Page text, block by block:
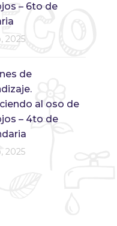
– 6to de
2025
de
al oso de
– 4to de
2025